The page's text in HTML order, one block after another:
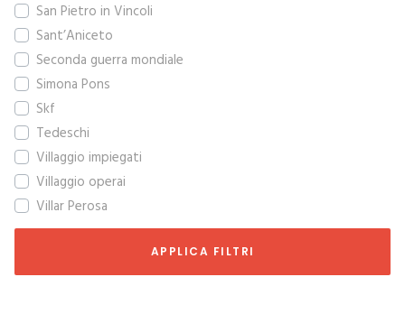
San Pietro in Vincoli
Sant’Aniceto
Seconda guerra mondiale
Simona Pons
Skf
Tedeschi
Villaggio impiegati
Villaggio operai
Villar Perosa
APPLICA FILTRI